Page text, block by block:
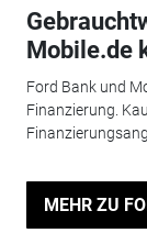
Mobile.de
Ford Bank und
Finanzierung.
MEHR ZU